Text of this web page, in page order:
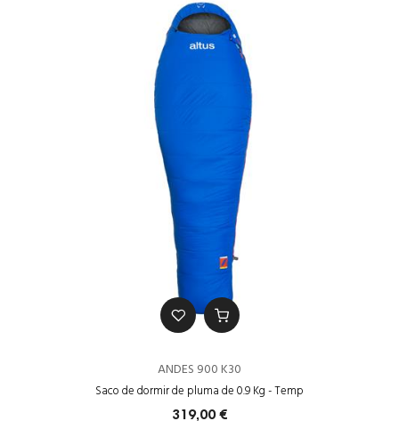
ANDES 900 K30
Saco de dormir de pluma de 0.9 Kg - Temp
319,00 €